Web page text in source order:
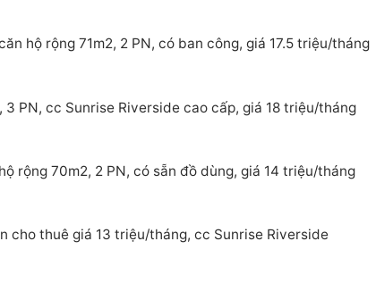
hộ rộng 71m2, 2 PN, có ban công, giá 17.5 triệu/tháng
3 PN, cc Sunrise Riverside cao cấp, giá 18 triệu/tháng
rộng 70m2, 2 PN, có sẵn đồ dùng, giá 14 triệu/tháng
cho thuê giá 13 triệu/tháng, cc Sunrise Riverside